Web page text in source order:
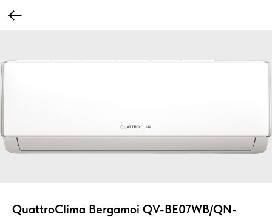
QuattroClima Bergamoi QV-BE07WB/QN-